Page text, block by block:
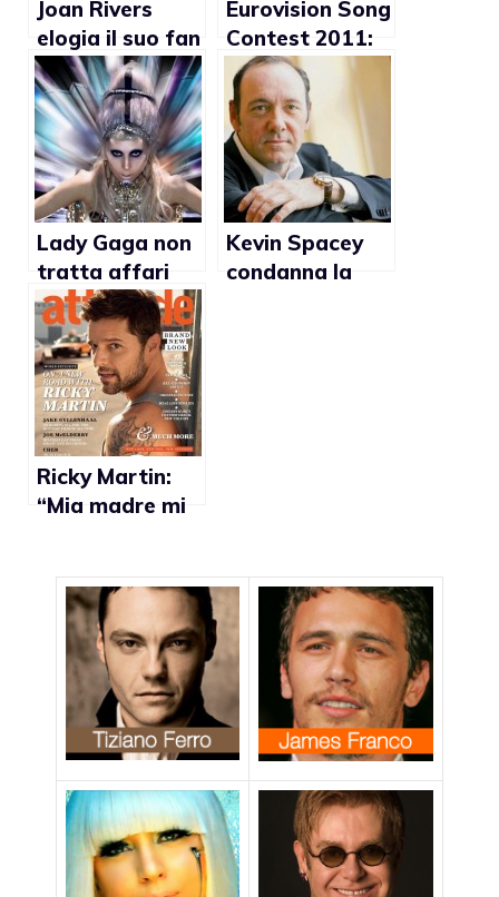
Joan Rivers
elogia il suo fan
club gay
Eurovision Song
Contest 2011:
Dana
International
rappresenterà
Israele
Lady Gaga non
tratta affari
con chi non
difende i diritti
gay
Kevin Spacey
condanna la
Ricky Martin:
“Mia madre mi
mia
omosessualità”